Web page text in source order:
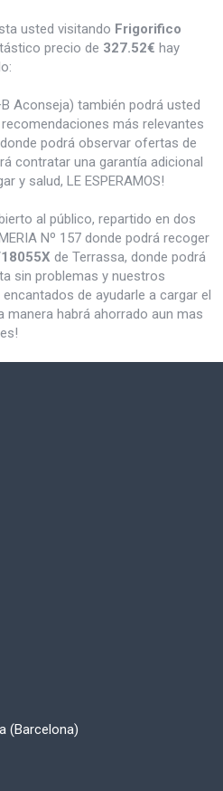
usted visitando Frigorifico
precio de 327.52€ hay
Aconseja) también podrá usted
más relevantes
podrá observar ofertas de
contratar una garantía adicional
y salud, LE ESPERAMOS!
al público, repartido en dos
Nº 157 donde podrá recoger
de Terrassa, donde podrá
sin problemas y nuestros
de ayudarle a cargar el
manera habrá ahorrado aun mas
(Barcelona)